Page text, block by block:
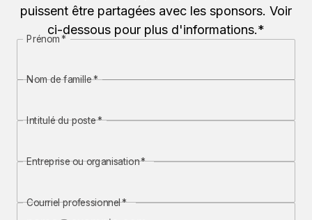
puissent être partagées avec les sponsors. Voir
ci-dessous pour plus d'informations.*
Prénom *
Nom de famille*
Intitulé du poste*
Entreprise ou organisation*
Courriel professionnel*